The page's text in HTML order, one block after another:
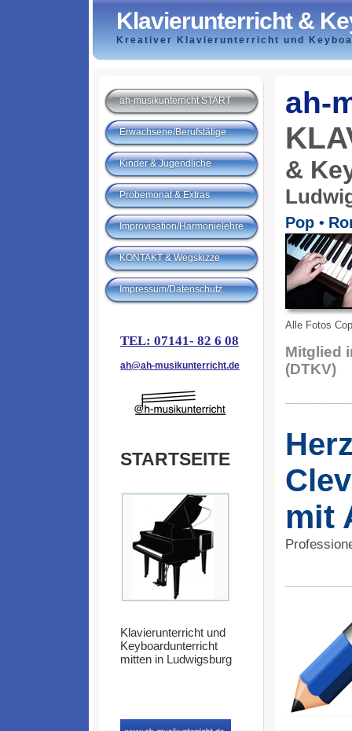
Klavierunterricht &
Kreativer Klavierunterricht und
ah-
&
Pop •
Alle Fotos
Mitglied
(DTKV)
mit
ah-musikunterricht START
Erwachsene/Berufstätige
Kinder & Jugendliche
Probemonat & Extras
Improvisation/Harmonielehre
KONTAKT & Wegskizze
Impressum/Datenschutz
TEL: 07141- 82 6 08
ah@ah-musikunterricht.de
STARTSEITE
Klavierunterricht und
Keyboardunterricht
mitten in Ludwigsburg